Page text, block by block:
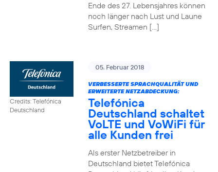
Ende des 27. Lebensjahres können
noch länger nach Lust und Laune
Surfen, Streamen […]
Credits: Telefónica
Deutschland
05. Februar 2018
VERBESSERTE SPRACHQUALITÄT UND
ERWEITERTE NETZABDECKUNG:
Telefónica
Deutschland schaltet
VoLTE und VoWiFi für
alle Kunden frei
Als erster Netzbetreiber in
Deutschland bietet Telefónica